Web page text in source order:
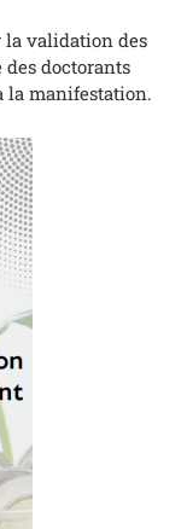
la validation des
doctorants
la manifestation.